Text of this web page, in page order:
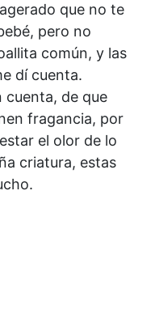
que no te
pero no
común, y las
dí cuenta.
cuenta, de que
fragancia, por
el olor de lo
criatura, estas